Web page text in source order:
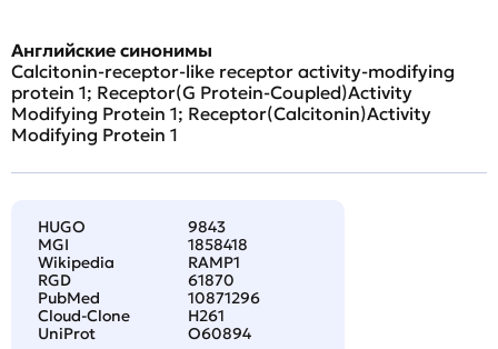
Английские синонимы
Calcitonin-receptor-like receptor activity-modifying
protein 1; Receptor(G Protein-Coupled)Activity
Modifying Protein 1; Receptor(Calcitonin)Activity
Modifying Protein 1
HUGO
9843
MGI
1858418
Wikipedia
RAMP1
RGD
61870
PubMed
10871296
Cloud-Clone
H261
UniProt
O60894